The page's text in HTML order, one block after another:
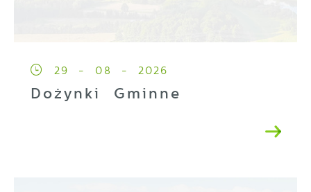
29 - 08 - 2026
Dożynki Gminne